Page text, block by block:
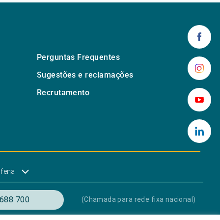
Perguntas Frequentes
Sugestões e reclamações
Recrutamento
700 (Chamada para rede fixa nacional)